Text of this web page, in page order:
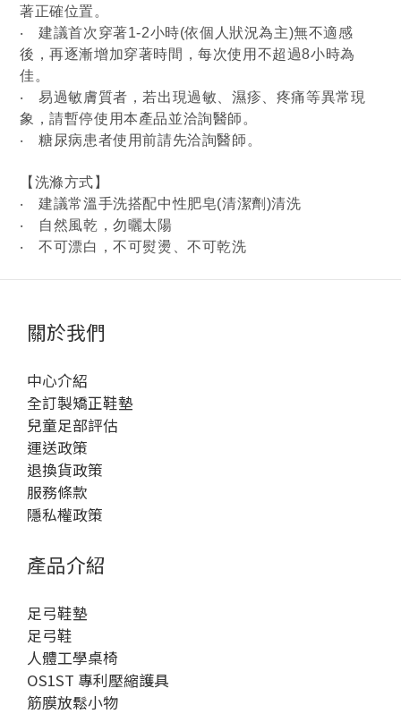
著正確位置。
‧建議首次穿著1-2小時(依個人狀況為主)無不適感
後，再逐漸增加穿著時間，每次使用不超過8小時為
佳。
‧易過敏膚質者，若出現過敏、濕疹、疼痛等異常現
象，請暫停使用本產品並洽詢醫師。
‧糖尿病患者使用前請先洽詢醫師。
【洗滌方式】
‧建議常溫手洗搭配中性肥皂(清潔劑)清洗
‧
自然風乾，勿曬太陽
‧不可漂白，不可熨燙、不可乾洗
關於我們
中心介紹
全訂製矯正鞋墊
兒童足部評估
運送政策
退換貨政策
服務條款
隱私權政策
產品介紹
足弓鞋墊
足弓鞋
人體工學桌椅
OS1ST 專利壓縮護具
筋膜放鬆小物